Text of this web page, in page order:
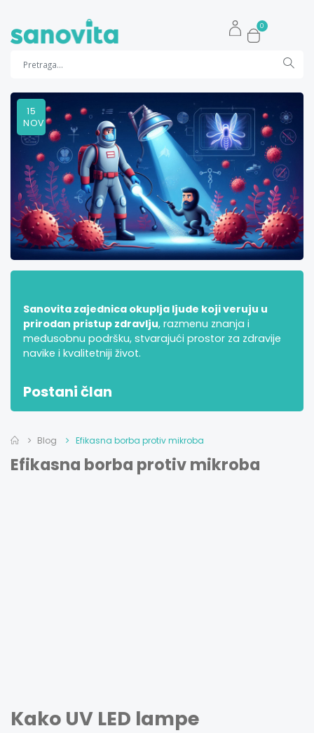
0
15
NOV
Sanovita zajednica okuplja ljude koji veruju u
prirodan pristup zdravlju, razmenu znanja i
međusobnu podršku, stvarajući prostor za zdravije
navike i kvalitetniji život.
Postani član
Blog Efikasna borba protiv mikroba
Efikasna borba protiv mikroba
Kako UV LED lampe